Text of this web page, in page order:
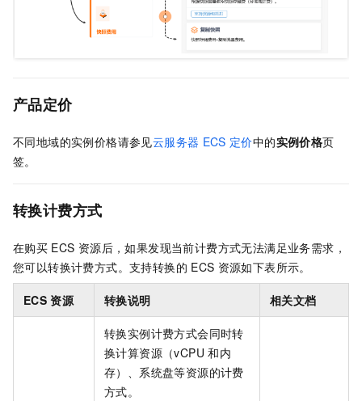
产品定价
不同地域的实例价格请参见云服务器 ECS 定价中的实例价格页
签。
转换计费方式
在购买 ECS 资源后，如果发现当前计费方式无法满足业务需求，
您可以转换计费方式。支持转换的 ECS 资源如下表所示。
ECS 资源 转换说明 相关文档
转换实例计费方式会同时转
换计算资源（vCPU 和内
存）、系统盘等资源的计费
方式。